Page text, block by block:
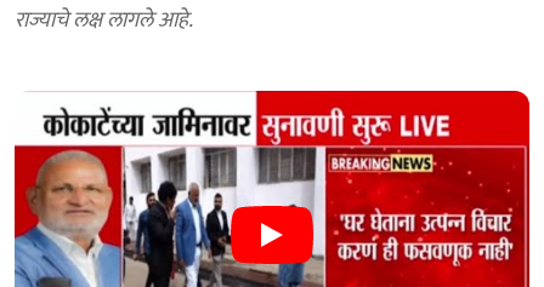
राज्याचे लक्ष लागले आहे.